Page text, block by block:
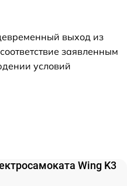
выход из
заявленным
условий
Wing K3